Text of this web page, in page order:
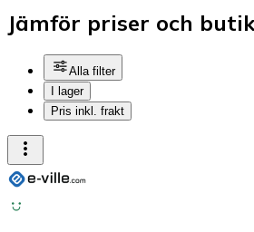
Jämför priser och
Alla filter
I lager
Pris inkl. frakt